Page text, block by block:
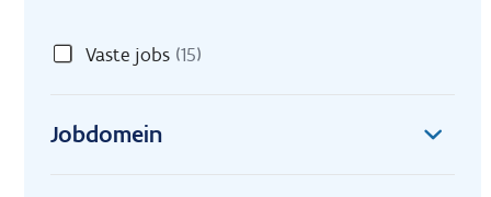
Vaste jobs (15)
Jobdomein